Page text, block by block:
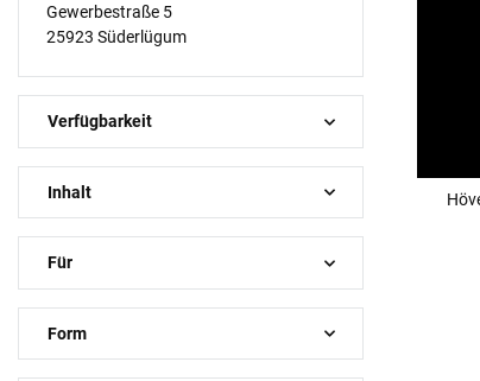
Gewerbestraße 5
25923 Süderlügum
Verfügbarkeit
Inhalt
Für
Form